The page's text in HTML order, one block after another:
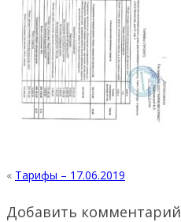
« Тарифы – 17.06.2019
Добавить комментарий